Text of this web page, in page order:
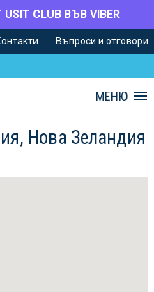
CLUB ВЪВ VIBER
Въпроси и отговори
МЕНЮ
Нова Зеландия